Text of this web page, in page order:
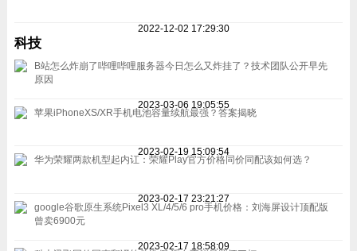
2022-12-02 17:29:30
科技
B站怎么炸崩了哔哩哔哩服务器今日怎么又炸挂了？技术团队公开早先
原因
2023-03-06 19:05:55
苹果iPhoneXS/XR手机电池容量续航最强？答案揭晓
2023-02-19 15:09:54
华为荣耀两款机型起内讧：荣耀Play官方价格同价同配该如何选？
2023-02-17 23:21:27
google谷歌原生系统Pixel3 XL/4/5/6 pro手机价格：刘海屏设计顶配版
曾卖6900元
2023-02-17 18:58:09